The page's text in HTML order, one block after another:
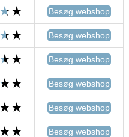
Besøg webshop
Besøg webshop
Besøg webshop
Besøg webshop
Besøg webshop
Besøg webshop